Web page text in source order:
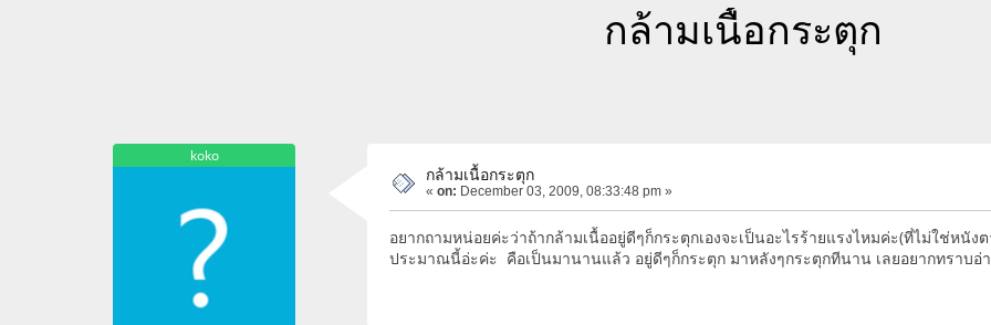
กล้ามเนื้อกระตุก
koko
กล้ามเนื้อกระตุก
« on: December 03, 2009, 08:33:48 pm »
อยากถามหน่อยค่ะว่าถ้ากล้ามเนื้ออยู่ดีๆก็กระตุกเองจะเป็นอะไรร้ายแรงไหมค่ะ(ที่ไม่ใช่หนัง
ประมาณนี้อ่ะค่ะ คือเป็นมานานแล้ว อยู่ดีๆก็กระตุก มาหลังๆกระตุกทีนาน เลยอยากทราบ